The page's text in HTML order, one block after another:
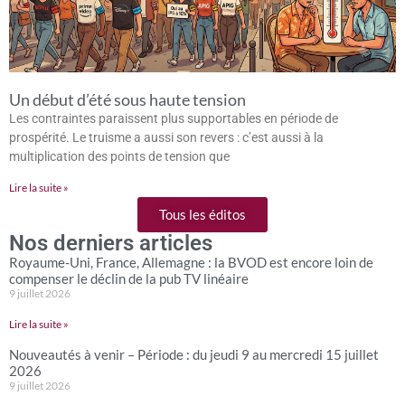
Un début d’été sous haute tension
Les contraintes paraissent plus supportables en période de
prospérité. Le truisme a aussi son revers : c’est aussi à la
multiplication des points de tension que
Lire la suite »
Tous les éditos
Nos derniers articles
Royaume-Uni, France, Allemagne : la BVOD est encore loin de
compenser le déclin de la pub TV linéaire
9 juillet 2026
Lire la suite »
Nouveautés à venir – Période : du jeudi 9 au mercredi 15 juillet
2026
9 juillet 2026